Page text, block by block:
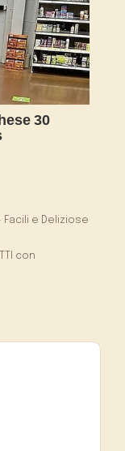
Facili e Deliziose
con